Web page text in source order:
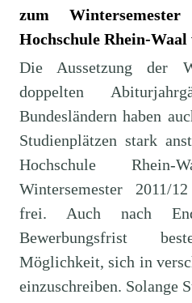
zum
Hochschule Rhein-
Die Aussetzung der
doppelten
Bundesländern haben
Studienplätzen stark
Hochschule
Wintersemester 2011/
frei. Auch nach
Bewerbungsfrist
Möglichkeit, sich in
einzuschreiben. Solange